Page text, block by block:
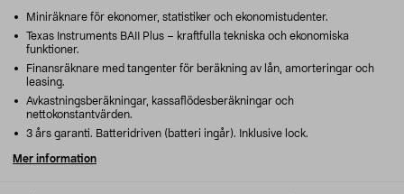
Miniräknare för ekonomer, statistiker och ekonomistudenter.
Texas Instruments BAII Plus – kraftfulla tekniska och ekonomiska
funktioner.
Finansräknare med tangenter för beräkning av lån, amorteringar och
leasing.
Avkastningsberäkningar, kassaflödesberäkningar och
nettokonstantvärden.
3 års garanti. Batteridriven (batteri ingår). Inklusive lock.
Mer information